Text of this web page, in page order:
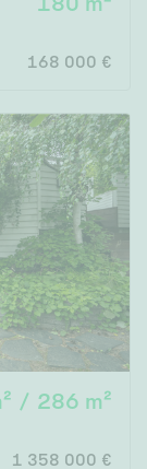
x 2, kuisti
168 000 €
/ 286 m²
1 358 000 €